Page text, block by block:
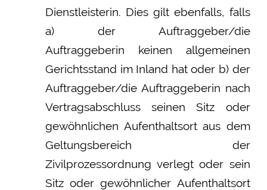
Dienstleisterin. Dies gilt ebenfalls, falls
a) der Auftraggeber/die
Auftraggeberin keinen allgemeinen
Gerichtsstand im Inland hat oder b) der
Auftraggeber/die Auftraggeberin nach
Vertragsabschluss seinen Sitz oder
gewöhnlichen Aufenthaltsort aus dem
Geltungsbereich der
Zivilprozessordnung verlegt oder sein
Sitz oder gewöhnlicher Aufenthaltsort